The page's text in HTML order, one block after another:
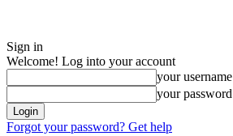
Sign in
Welcome! Log into your account
your username
your password
Forgot your password? Get help